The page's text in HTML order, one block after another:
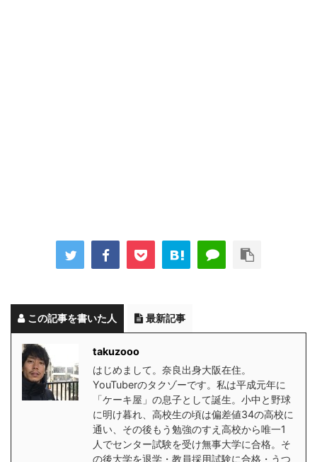
この記事を書いた人 最新記事
takuzooo
はじめまして。奈良出身大阪在住。
YouTuberのタクゾーです。私は平成元年に
「ケーキ屋」の息子として誕生。小中と野球
に明け暮れ、高校生の頃は偏差値34の高校に
通い、その後もう勉強のすえ高校から唯一1
人でセンター試験を受け無事大学に合格。そ
の後大学を退学・教員採用試験に合格・うつ